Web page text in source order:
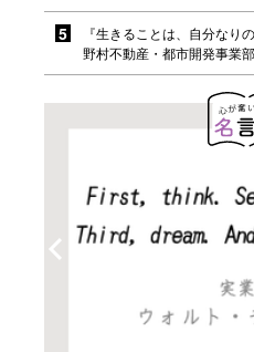
『生きることは、自分なり
野村不動産・都市開発事業